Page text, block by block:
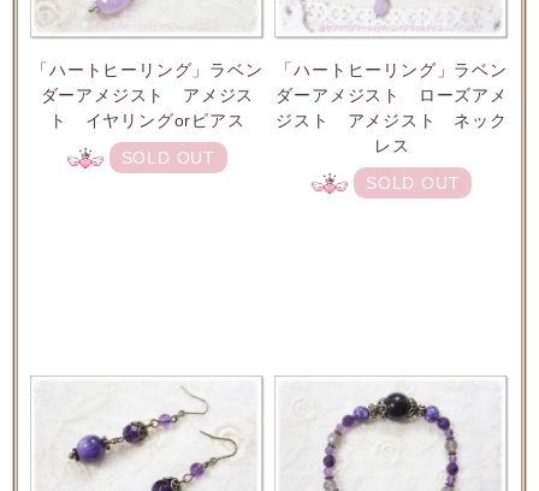
「ハートヒーリング」ラベン
ダーアメジスト アメジス
ト イヤリングorピアス
SOLD OUT
「ハートヒーリング」ラベン
ダーアメジスト ローズアメ
ジスト アメジスト ネック
レス
SOLD OUT